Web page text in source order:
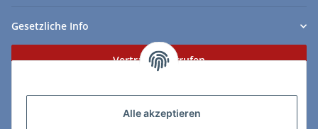
Alle akzeptieren
Gesetzliche Info
Vertrag widerrufen